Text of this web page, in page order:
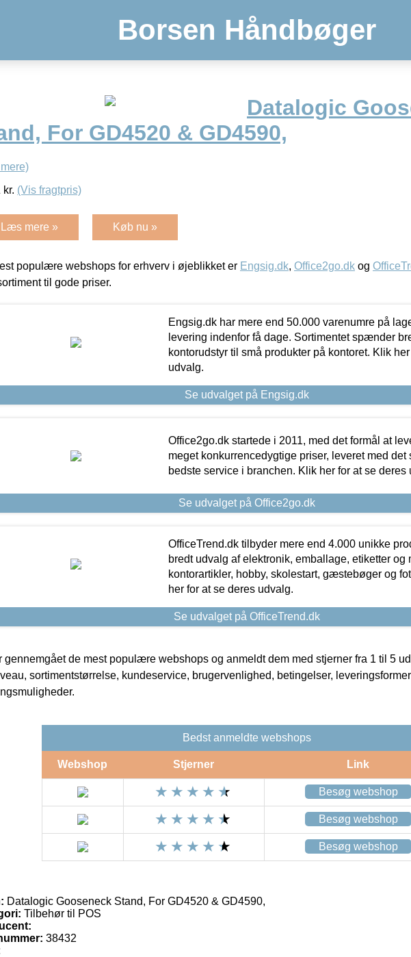
Borsen Håndbøger
Datalogic
For GD4520 & GD4590,
kr. (Vis fragtpris)
Læs mere » Køb nu »
populære webshops for erhverv i øjeblikket er Engsig.dk, Office2go.dk og
til gode priser.
Engsig.dk har mere end 50.000 varenumre på
levering indenfor få dage. Sortimentet spænder
kontorudstyr til små produkter på kontoret. Klik
udvalg.
Se udvalget på Engsig.dk
Office2go.dk startede i 2011, med det formål at
meget konkurrencedygtige priser, leveret med det
bedste service i branchen. Klik her for at se deres
Se udvalget på Office2go.dk
OfficeTrend.dk tilbyder mere end 4.000 unikke
bredt udvalg af elektronik, emballage, etiketter og
kontorartikler, hobby, skolestart, gæstebøger og
her for at se deres udvalg.
Se udvalget på OfficeTrend.dk
gennemgået de mest populære webshops og anmeldt dem med stjerner fra 1 til 5
sortimentstørrelse, kundeservice, brugervenlighed, betingelser,
Bedst anmeldte webshops
Webshop Stjerner Link
Besøg webshop
Besøg webshop
Besøg webshop
Datalogic Gooseneck Stand, For GD4520 & GD4590,
Tilbehør til POS
38432